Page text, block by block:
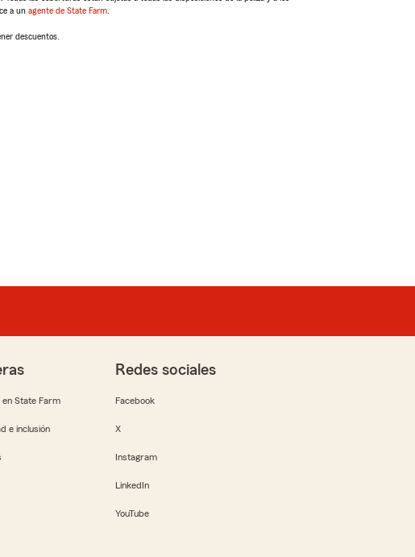
a un agente de State Farm
descuentos.
State Farm
e inclusión
Redes sociales
Facebook
X
Instagram
LinkedIn
YouTube